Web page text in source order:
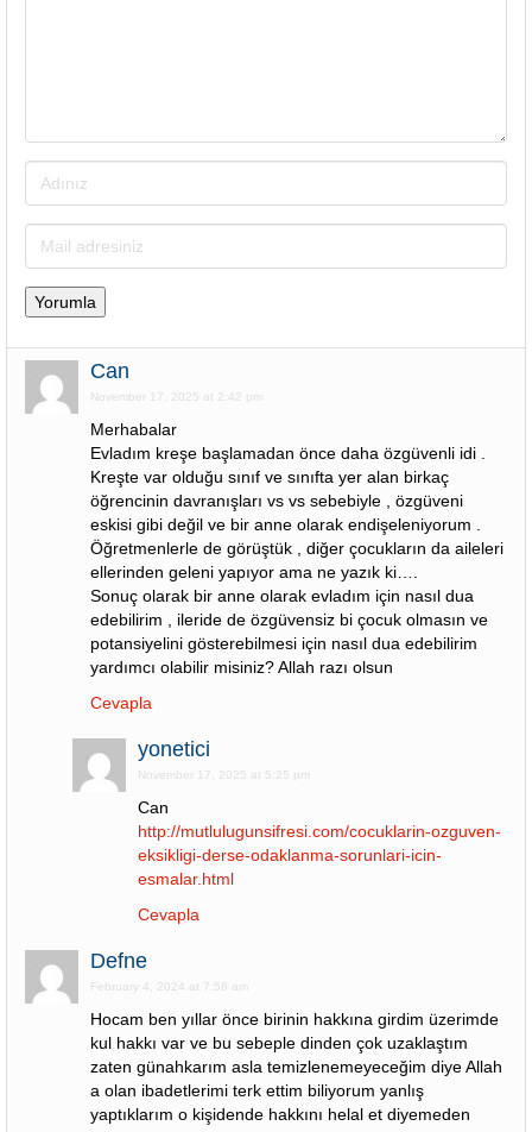
Can
November 17, 2025 at 2:42 pm
Merhabalar
Evladım kreşe başlamadan önce daha özgüvenli idi .
Kreşte var olduğu sınıf ve sınıfta yer alan birkaç
öğrencinin davranışları vs vs sebebiyle , özgüveni
eskisi gibi değil ve bir anne olarak endişeleniyorum .
Öğretmenlerle de görüştük , diğer çocukların da aileleri
ellerinden geleni yapıyor ama ne yazık ki….
Sonuç olarak bir anne olarak evladım için nasıl dua
edebilirim , ileride de özgüvensiz bi çocuk olmasın ve
potansiyelini gösterebilmesi için nasıl dua edebilirim
yardımcı olabilir misiniz? Allah razı olsun
Cevapla
yonetici
November 17, 2025 at 5:25 pm
Can
http://mutlulugunsifresi.com/cocuklarin-ozguven-
eksikligi-derse-odaklanma-sorunlari-icin-
esmalar.html
Cevapla
Defne
February 4, 2024 at 7:58 am
Hocam ben yıllar önce birinin hakkına girdim üzerimde
kul hakkı var ve bu sebeple dinden çok uzaklaştım
zaten günahkarım asla temizlenemeyeceğim diye Allah
a olan ibadetlerimi terk ettim biliyorum yanlış
yaptıklarım o kişidende hakkını helal et diyemeden